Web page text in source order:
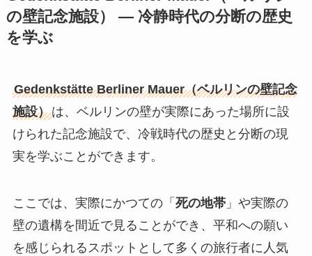
の壁記念施設） — 冷静時代の分断の歴史
を学ぶ
Gedenkstätte Berliner Mauer（ベルリンの壁記念
施設）は、ベルリンの壁が実際にあった場所に設
けられた記念施設で、冷戦時代の歴史と分断の現
実を学ぶことができます。
ここでは、実際にかつての「 死の地帯」や実際の
壁の遺構を間近で見ることができ、平和への願い
を感じられるスポットとして多くの旅行者に人気